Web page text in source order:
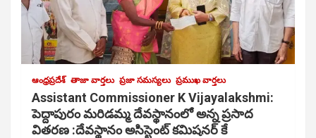
ఆంధ్రప్రదేశ్ తాజా వార్తలు ప్రజా సమస్యలు ప్రముఖ వార్తలు
Assistant Commissioner K Vijayalakshmi:
పెద్దాపురం మరిడమ్మ దేవస్థానంలో అన్న ప్రసాద
వితరణ :దేవస్థానం అసిస్టెంట్ కమిషనర్ కే